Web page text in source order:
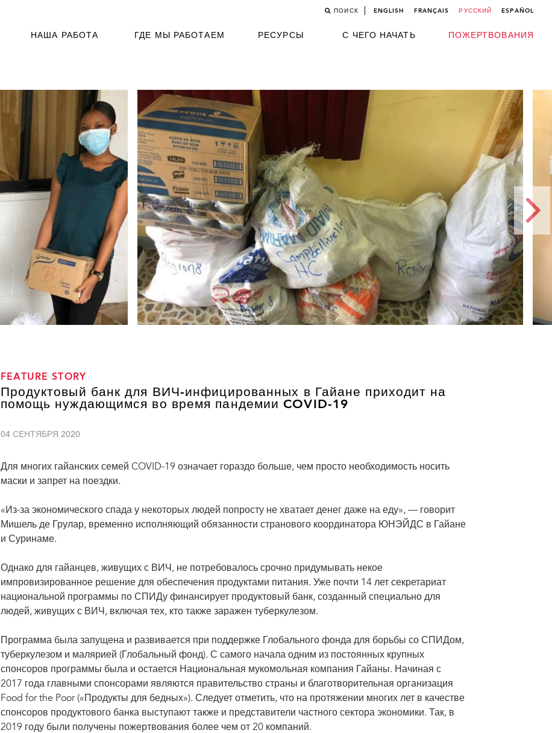
ПОИСК ENGLISH FRANÇAIS РУССКИЙ ESPAÑOL
НАША РАБОТА ГДЕ МЫ РАБОТАЕМ РЕСУРСЫ С ЧЕГО НАЧАТЬ ПОЖЕРТВОВАНИЯ
FEATURE STORY
Продуктовый банк для ВИЧ-инфицированных в Гайане приходит на
помощь нуждающимся во время пандемии COVID-19
04 СЕНТЯБРЯ 2020
Для многих гайанских семей COVID-19 означает гораздо больше, чем просто необходимость носить
маски и запрет на поездки.
«Из-за экономического спада у некоторых людей попросту не хватает денег даже на еду», — говорит
Мишель де Грулар, временно исполняющий обязанности странового координатора ЮНЭЙДС в Гайане
и Суринаме.
Однако для гайанцев, живущих с ВИЧ, не потребовалось срочно придумывать некое
импровизированное решение для обеспечения продуктами питания. Уже почти 14 лет секретариат
национальной программы по СПИДу финансирует продуктовый банк, созданный специально для
людей, живущих с ВИЧ, включая тех, кто также заражен туберкулезом.
Программа была запущена и развивается при поддержке Глобального фонда для борьбы со СПИДом,
туберкулезом и малярией (Глобальный фонд). С самого начала одним из постоянных крупных
спонсоров программы была и остается Национальная мукомольная компания Гайаны. Начиная с
2017 года главными спонсорами являются правительство страны и благотворительная организация
Food for the Poor («Продукты для бедных»). Следует отметить, что на протяжении многих лет в качестве
спонсоров продуктового банка выступают также и представители частного сектора экономики. Так, в
2019 году были получены пожертвования более чем от 20 компаний.